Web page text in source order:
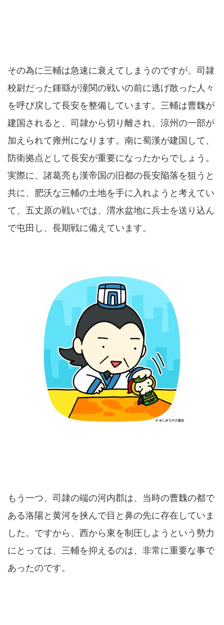
その為に三輔は急速に衰えてしまうのですが、司隷
校尉だった鍾繇が潼関の戦いの前に逃げ散った人々
を呼び戻して長安を整備しています。三輔は曹魏が
建国されると、司隷から切り離され、涼州の一部が
加えられて雍州になります。南に蜀漢が建国して、
防衛拠点として長安が重要になったからでしょう。
実際に、諸葛亮も漢帝国の旧都の長安陥落を狙うと
共に、肥沃な三輔の土地を手に入れようと考えてい
て、五丈原の戦いでは、渭水盆地に兵士を送り込ん
で屯田し、長期戦に備えています。
もう一つ、司隷の端の河内郡は、当時の曹魏の都で
ある洛陽と黄河を挟んで目と鼻の先に存在していま
した。ですから、西から東を制圧しようという勢力
にとっては、三輔を抑えるのは、非常に重要な事で
あったのです。